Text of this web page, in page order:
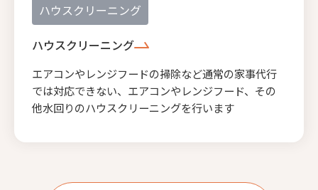
ハウスクリーニング
ハウスクリーニング
エアコンやレンジフードの掃除など通常の家事代行
では対応できない、エアコンやレンジフード、その
他水回りのハウスクリーニングを行います